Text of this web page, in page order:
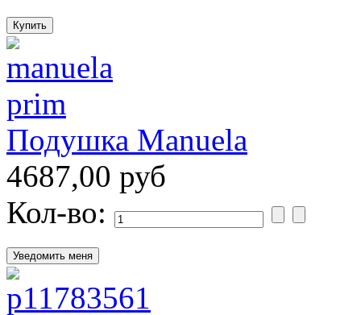
Подушка Manuela
4687,00 руб
Кол-во: